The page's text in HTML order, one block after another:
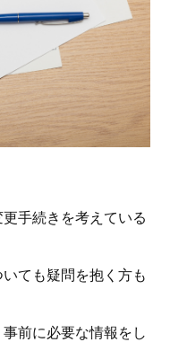
手続きを考えている
ても疑問を抱く方も
前に必要な情報をし